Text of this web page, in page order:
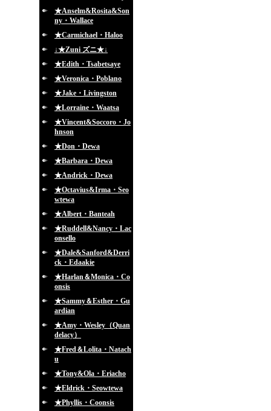
★Anselm&Rosita&Son
ny・Wallace
★Carmichael・Haloo
↓★Zuni ズニ★↓
★Edith・Tsabetsaye
★Veronica・Poblano
★Jake・Livingston
★Lorraine・Waatsa
★Vincent&Soccoro・Jo
hnson
★Don・Dewa
★Barbara・Dewa
★Andrick・Dewa
★Octavius&Irma・Seo
wtewa
★Albert・Banteah
★Ruddell&Nancy・Lac
onsello
★Dale&Sanford&Derri
ck・Edaakie
★Harlan＆Monica・Co
onsis
★Sammy＆Esther・Gu
ardian
★Amy・Wesley（Quan
delacy）
★Fred＆Lolita・Natach
u
★Tony&Ola・Eriacho
★Eldrick・Seowtewa
★Phyllis・Coonsis